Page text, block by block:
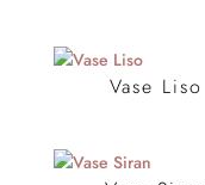
Vase Liso